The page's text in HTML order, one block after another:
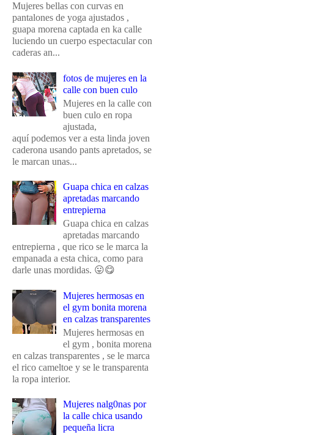
Mujeres bellas con curvas en
pantalones de yoga ajustados ,
guapa morena captada en ka calle
luciendo un cuerpo espectacular con
caderas an...
fotos de mujeres en la
calle con buen culo
Mujeres en la calle con
buen culo en ropa
ajustada,
aquí podemos ver a esta linda joven
caderona usando pants apretados, se
le marcan unas...
Guapa chica en calzas
apretadas marcando
entrepierna
Guapa chica en calzas
apretadas marcando
entrepierna , que rico se le marca la
empanada a esta chica, como para
darle unas mordidas. 😛😋
Mujeres hermosas en
el gym bonita morena
en calzas transparentes
Mujeres hermosas en
el gym , bonita morena
en calzas transparentes , se le marca
el rico cameltoe y se le transparenta
la ropa interior.
Mujeres nalg0nas por
la calle chica usando
pequeña licra